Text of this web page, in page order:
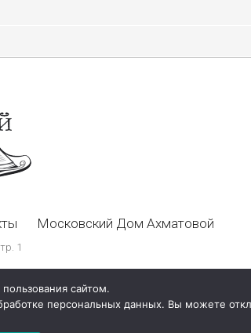
Московский Дом Ахматовой
1
сайтом.
персональных данных. Вы можете